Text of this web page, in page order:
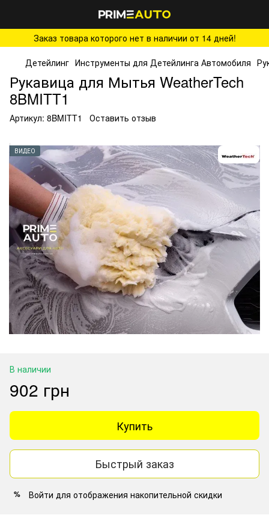
Заказ товара которого нет в наличии от 14 дней!
Детейлинг Инструменты для Детейлинга Автомобиля
Рукавица для Мытья WeatherTech
8BMITT1
Артикул: 8BMITT1 Оставить отзыв
ВИДЕО
В наличии
902 грн
Купить
Быстрый заказ
% Войти для отображения накопительной скидки